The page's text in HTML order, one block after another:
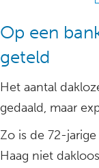
Op een
geteld
Het aantal
gedaald, maar
Zo is de 72-
Haag niet